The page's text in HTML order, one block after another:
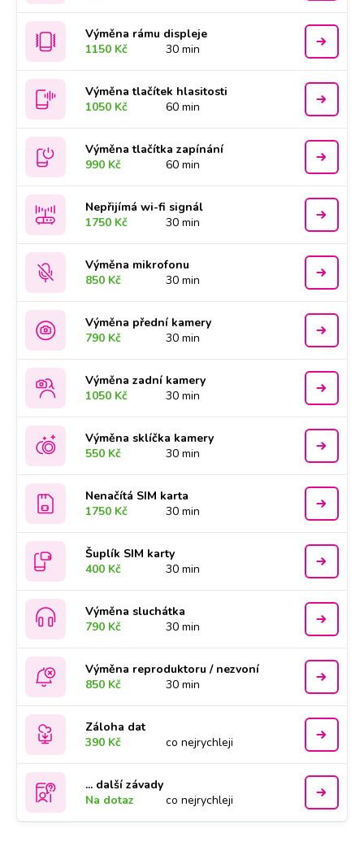
Výměna rámu displeje
1150 Kč
30 min
Výměna tlačítek hlasitosti
1050 Kč
60 min
Výměna tlačítka zapínání
990 Kč
60 min
Nepřijímá wi-fi signál
1750 Kč
30 min
Výměna mikrofonu
850 Kč
30 min
Výměna přední kamery
790 Kč
30 min
Výměna zadní kamery
1050 Kč
30 min
Výměna sklíčka kamery
550 Kč
30 min
Nenačítá SIM karta
1750 Kč
30 min
Šuplík SIM karty
400 Kč
30 min
Výměna sluchátka
790 Kč
30 min
Výměna reproduktoru / nezvoní
850 Kč
30 min
Záloha dat
390 Kč
co nejrychleji
... další závady
Na dotaz
co nejrychleji